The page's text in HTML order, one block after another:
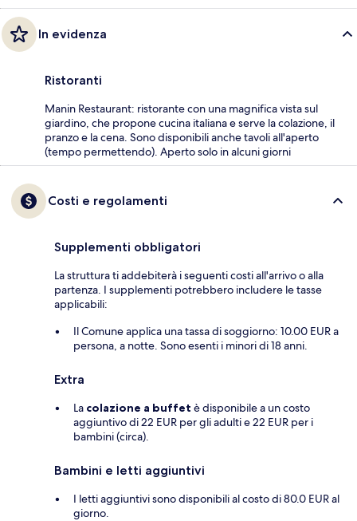
In evidenza
Ristoranti
Manin Restaurant: ristorante con una magnifica vista sul
giardino, che propone cucina italiana e serve la colazione, il
pranzo e la cena. Sono disponibili anche tavoli all'aperto
(tempo permettendo). Aperto solo in alcuni giorni
Costi e regolamenti
Supplementi obbligatori
La struttura ti addebiterà i seguenti costi all'arrivo o alla
partenza. I supplementi potrebbero includere le tasse
applicabili:
Il Comune applica una tassa di soggiorno: 10.00 EUR a
persona, a notte. Sono esenti i minori di 18 anni.
Extra
La colazione a buffet è disponibile a un costo
aggiuntivo di 22 EUR per gli adulti e 22 EUR per i
bambini (circa).
Bambini e letti aggiuntivi
I letti aggiuntivi sono disponibili al costo di 80.0 EUR al
giorno.